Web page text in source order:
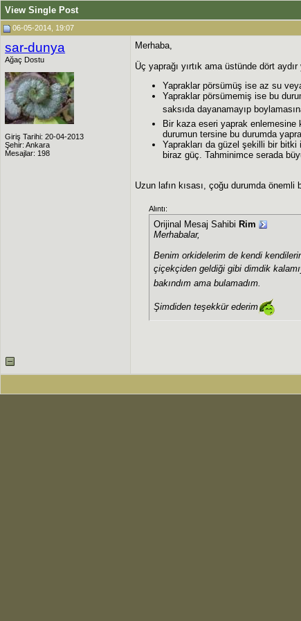
View Single Post
06-05-2014, 19:07
sar-dunya
Ağaç Dostu
Giriş Tarihi: 20-04-2013
Şehir: Ankara
Mesajlar: 198
Merhaba,
Üç yaprağı yırtık ama üstünde dört
Yapraklar pörsümüş ise az su
Yapraklar pörsümemiş ise bu
saksıda dayanamayıp
Bir kaza eseri yaprak enlemesine
durumun tersine bu durumda
Yaprakları da güzel şekilli bir bitki
biraz güç. Tahminimce serada
Uzun lafın kısası, çoğu durumda önemli
Alıntı:
Orijinal Mesaj SahibiRim
Merhabalar,
Benim orkidelerim de kendi
çiçekçiden geldiği gibi dimdik
bakındım ama bulamadım.
Şimdiden teşekkür ederim